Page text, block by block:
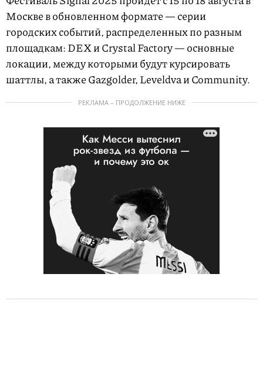
Москве в обновленном формате — серии
городских событий, распределенных по разным
площадкам: DEX и Crystal Factory — основные
локации, между которыми будут курсировать
шаттлы, а также Gazgolder, Leveldva и Community.
РЕКЛАМА – ПРОДОЛЖЕНИЕ НИЖЕ